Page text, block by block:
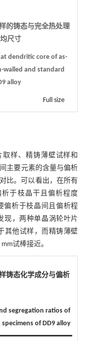
的铸态与完全热处理
尺寸
at dendritic core of as-
walled and standard
alloy
Full size
取样、精铸薄壁试样和
主要元素的含量与偏析
比。可以看出，在所有
析于枝晶干且偏析程度
偏析于枝晶间且偏析程
现，两种单晶涡轮叶片
其他试样，而精铸薄壁
试棒接近。
铸态化学成分与偏析
segregation ratios of
of DD9 alloy